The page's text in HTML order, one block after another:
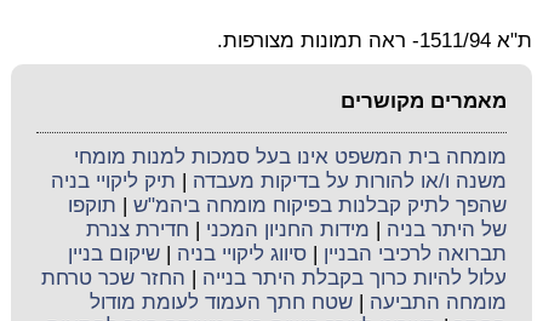
ת"א 1511/94- ראה תמונות מצורפות.
מאמרים מקושרים
מומחה בית המשפט אינו בעל סמכות למנות מומחי
משנה ו/או להורות על בדיקות מעבדה
תיק ליקויי בניה
שהפך לתיק קבלנות בפיקוח מומחה ביהמ"ש
תוקפו
של היתר בניה
מידות החניון המכני
חדירת צנרת
תברואה לרכיבי הבניין |סיווג ליקויי בניה |שיקום בניין
עלול להיות כרוך בקבלת היתר בנייה
החזר שכר טרחת
מומחה התביעה |שטח חתך העמוד לעומת מודול